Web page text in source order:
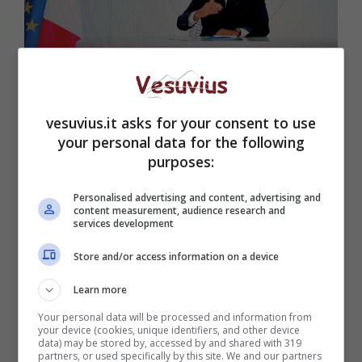
Le parole del presidente francese (Getty Images)
Durante la sua permanenza a Perthus, Macron
ha ricordato che spesso i terroristi sfruttano i
vesuvius.it asks for your consent to use
your personal data for the following
purposes:
Personalised advertising and content, advertising and
content measurement, audience research and
services development
Store and/or access information on a device
Learn more
Your personal data will be processed and information from
your device (cookies, unique identifiers, and other device
data) may be stored by, accessed by and shared with 319
partners, or used specifically by this site. We and our partners